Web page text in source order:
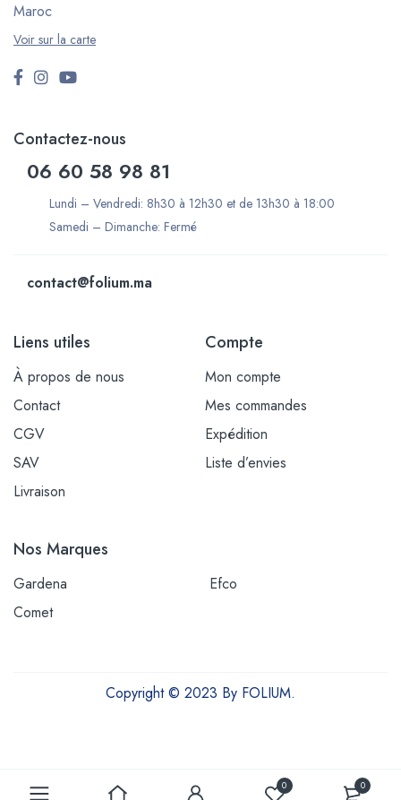
0 0
Maroc
Voir sur la carte
Contactez-nous
06 60 58 98 81
Lundi – Vendredi: 8h30 à 12h30 et de 13h30 à 18:00
Samedi – Dimanche: Fermé
contact@folium.ma
Liens utiles
À propos de nous
Contact
CGV
SAV
Livraison
Compte
Mon compte
Mes commandes
Expédition
Liste d’envies
Nos Marques
Gardena
Efco
Comet
Copyright © 2023 By FOLIUM.
Outils et équipements pour une vie plus verte